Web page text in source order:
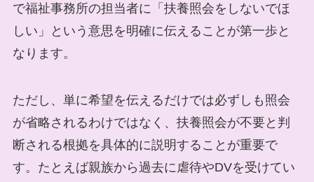
で福祉事務所の担当者に「扶養照会をしないでほ
しい」という意思を明確に伝えることが第一歩と
なります。
ただし、単に希望を伝えるだけでは必ずしも照会
が省略されるわけではなく、扶養照会が不要と判
断される根拠を具体的に説明することが重要で
す。たとえば親族から過去に虐待やDVを受けてい